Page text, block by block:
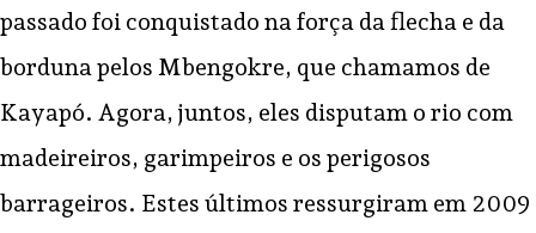
passado foi conquistado na força da flecha e da
borduna pelos Mbengokre, que chamamos de
Kayapó. Agora, juntos, eles disputam o rio com
madeireiros, garimpeiros e os perigosos
barrageiros. Estes últimos ressurgiram em 2009